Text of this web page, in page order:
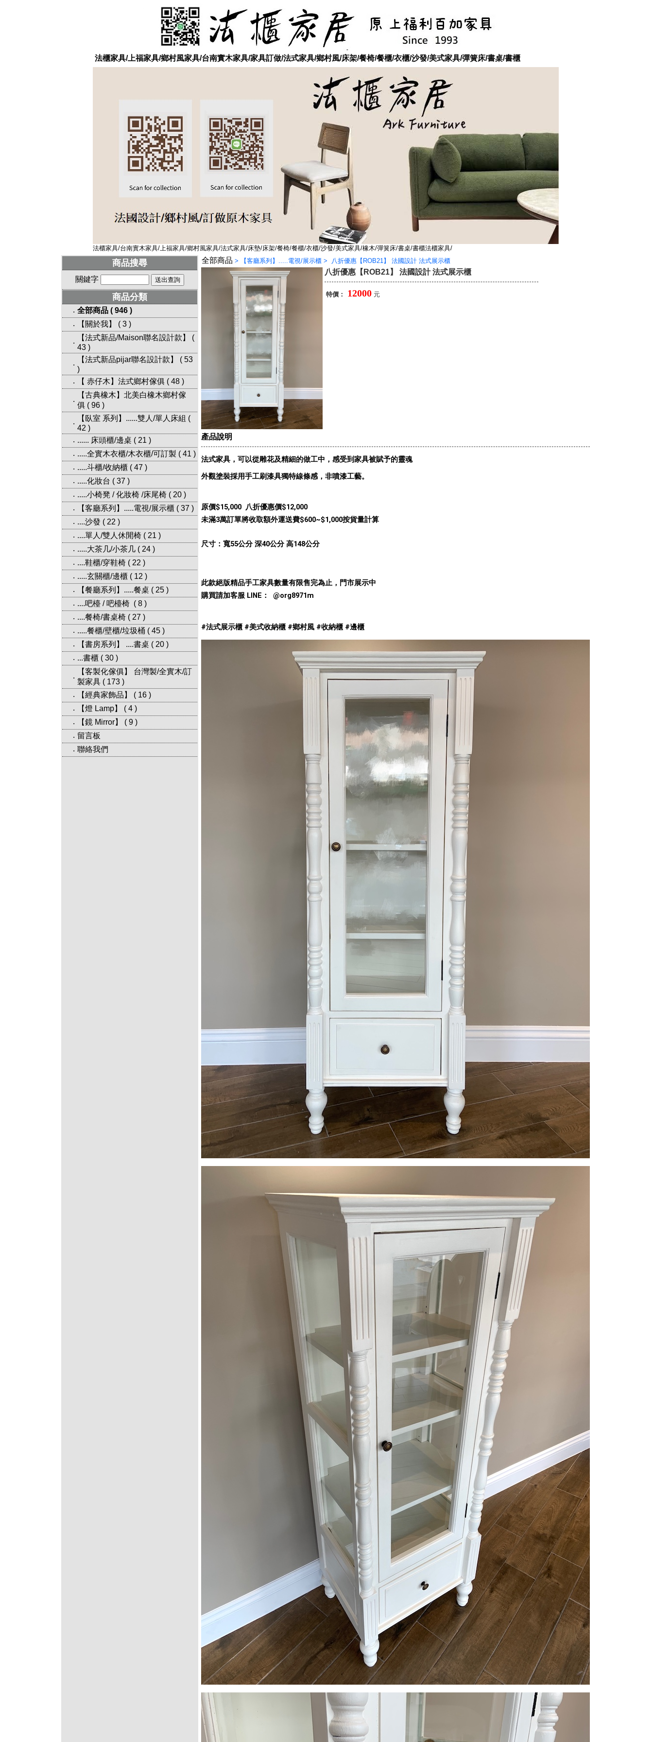
法櫃家具/上福家具/鄉村風家具/台南實木家具/家具訂做/法式家具/鄉村風/床架/餐椅/餐櫃/衣櫃/沙發/美式家具/彈簧床/書桌/書櫃
法櫃家具/台南實木家具/上福家具/鄉村風家具/法式家具/床墊/床架/餐椅/餐櫃/衣櫃/沙發/美式家具/橡木/彈簧床/書桌/書櫃法櫃家具/
商品搜尋
關鍵字
商品分類
‧ 全部商品 ( 946 )
‧
【關於我】 ( 3 )
‧
【法式新品/Maison聯名設計款】
(
43 )
‧
【法式新品pijar聯名設計款】 ( 53
)
‧
【 赤仔木】法式鄉村傢俱 ( 48 )
‧
【古典橡木】北美白橡木鄉村傢
俱 ( 96 )
‧
【臥室 系列】......雙人/單人床組 (
42 )
‧ ...... 床頭櫃/邊桌 ( 21 )
‧ .....全實木衣櫃/木衣櫃/可訂製 ( 41 )
‧ .....斗櫃/收納櫃 ( 47 )
‧ .....化妝台 ( 37 )
‧ .....小椅凳 / 化妝椅 /床尾椅 ( 20 )
‧
【客廳系列】.....電視/展示櫃 ( 37 )
‧ ....沙發 ( 22 )
‧ ....單人/雙人休閒椅 ( 21 )
‧ .....大茶几/小茶几 ( 24 )
‧ ....鞋櫃/穿鞋椅 ( 22 )
‧ .....玄關櫃/邊櫃 ( 12 )
‧
【餐廳系列】.....餐桌 ( 25 )
‧ ....吧檯 / 吧檯椅 ( 8 )
‧ ....餐椅/書桌椅 ( 27 )
‧ .....餐櫃/壁櫃/垃圾桶 ( 45 )
‧
【書房系列】 ....書桌 ( 20 )
‧ ...書櫃 ( 30 )
‧
【客製化傢俱】 台灣製/全實木/訂
製家具 ( 173 )
‧
【經典家飾品】 ( 16 )
‧
【燈 Lamp】 ( 4 )
‧
【鏡 Mirror】 ( 9 )
‧ 留言板
‧ 聯絡我們
全部商品 > 【客廳系列】.....電視/展示櫃 > 八折優惠【ROB21】 法國設計 法式展示櫃
八折優惠【ROB21】 法國設計 法式展示櫃
特價： 12000 元
產品說明
法式家具，可以從雕花及精細的做工中，感受到家具被賦予的靈魂
外觀塗裝採用手工刷漆具獨特線條感，非噴漆工藝。
原價$15,000  八折優惠價$12,000
未滿3萬訂單將收取額外運送費$600~$1,000按貨量計算
尺寸：寬55公分 深40公分 高148公分
此款絕版精品手工家具數量有限售完為止，門市展示中
購買請加客服 LINE：  @org8971m
#法式展示櫃 #美式收納櫃 #鄉村風 #收納櫃 #邊櫃